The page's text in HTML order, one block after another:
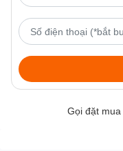
Gọi đặt mua